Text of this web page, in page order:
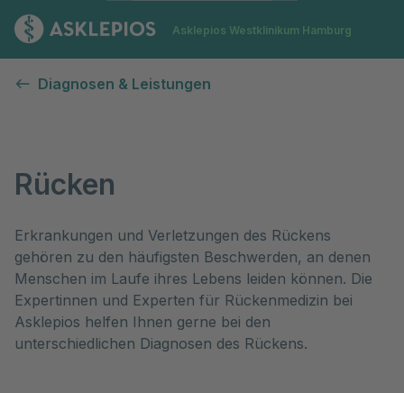
Zur Startseite
Asklepios Westklinikum Hamburg
Diagnosen & Leistungen
Rücken
Erkrankungen und Verletzungen des Rückens
gehören zu den häufigsten Beschwerden, an denen
Menschen im Laufe ihres Lebens leiden können. Die
Expertinnen und Experten für Rückenmedizin bei
Asklepios helfen Ihnen gerne bei den
unterschiedlichen Diagnosen des Rückens.